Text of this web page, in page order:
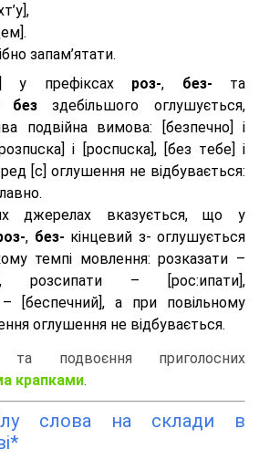
запам’ятати.
у префіксах роз-, без- та
безздебільшого оглушується,
подвійна вимова: [безпeчно] і
і [роспuска], [без тeбе] і
[с] оглушення не відбувається:
джерелах вказується, що у
, без- кінцевий з- оглушується
темпі мовлення: розказати –
розсипати – [роc:ипати],
[беспечний], а при повільному
оглушення не відбувається.
подвоєння приголосних
крапками.
слова на склади в